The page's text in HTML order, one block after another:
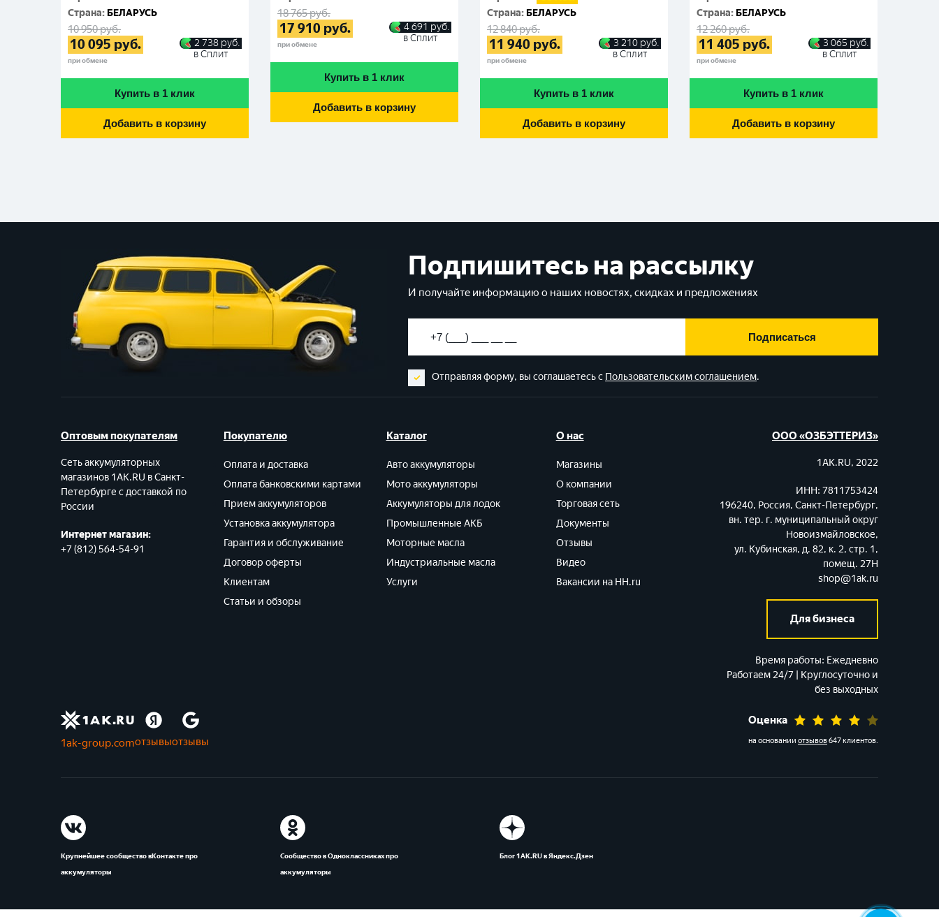
Cтрана: БЕЛАРУСЬ
10 950руб.
10 095 руб.
при обмене
2 738 руб.
в Сплит
Купить в 1 клик
Добавить в корзину
18 765руб.
17 910 руб.
при обмене
4 691 руб.
в Сплит
Купить в 1 клик
Добавить в корзину
Cтрана: БЕЛАРУСЬ
12 840руб.
11 940 руб.
при обмене
3 210 руб.
в Сплит
Купить в 1 клик
Добавить в корзину
Cтрана: БЕЛАРУСЬ
12 260руб.
11 405 руб.
при обмене
3 065 руб.
в Сплит
Купить в 1 клик
Добавить в корзину
Подпишитесь на рассылку
И получайте информацию о наших новостях, скидках и предложениях
Подписаться
Отправляя форму, вы соглашаетесь с Пользовательским соглашением.
Оптовым покупателям
Сеть аккумуляторных
магазинов 1AK.RU в Санкт-
Петербурге с доставкой по
России
Интернет магазин:
+7 (812) 564-54-91
Покупателю
Оплата и доставка
Оплата банковскими картами
Прием аккумуляторов
Установка аккумулятора
Гарантия и обслуживание
Договор оферты
Клиентам
Статьи и обзоры
Каталог
Авто аккумуляторы
Мото аккумуляторы
Аккумуляторы для лодок
Промышленные АКБ
Моторные масла
Индустриальные масла
Услуги
О нас
Магазины
О компании
Торговая сеть
Документы
Отзывы
Видео
Вакансии на HH.ru
ООО «ОЗБЭТТЕРИЗ»
1AK.RU, 2022
ИНН: 7811753424
196240, Россия, Санкт-Петербург,
вн. тер. г. муниципальный округ
Новоизмайловское,
ул. Кубинская, д. 82, к. 2, стр. 1,
помещ. 27Н
shop@1ak.ru
Для бизнеса
Время работы: Ежедневно
Работаем 24/7 | Круглосуточно и
без выходных
1ak-group.comотзывыотзывы
Оценка
на основании отзывов647 клиентов.
Крупнейшее сообщество вКонтакте про
аккумуляторы
Сообщество в Одноклассниках про
аккумуляторы
Блог 1АК.RU в Яндекс.Дзен